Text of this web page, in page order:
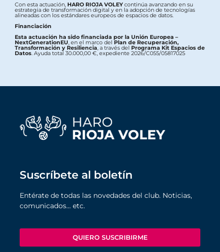
Con esta actuación, HARO RIOJA VOLEYcontinúa avanzando en su
estrategia de transformación digital y en la adopción de tecnologías
alineadas con los estándares europeos de espacios de datos.
Financiación
Esta actuación ha sido financiada por la Unión Europea –
NextGenerationEU, en el marco del Plan de Recuperación,
Transformación y Resiliencia, a través del Programa Kit Espacios de
Datos. Ayuda total 30.000,00 €, expediente 2026/C055/05817025
Suscríbete al boletín
Entérate de todas las novedades del club. Noticias,
comunicados… etc.
QUIERO SUSCRIBIRME